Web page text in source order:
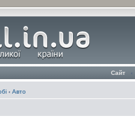
Сайт ‹
‹ Авто